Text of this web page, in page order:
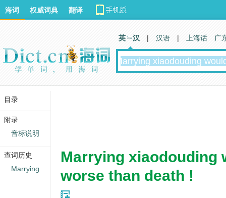
Marrying xiaodouding
worse than death !
海词 权威词典 翻译
英 汉 | 汉语 | 上海话 广
目录
附录
音标说明
查词历史
Marrying